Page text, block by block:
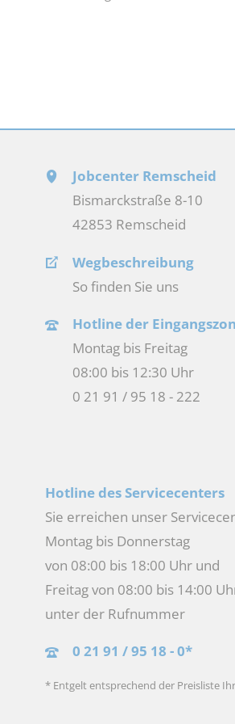
Jobcenter Remscheid
Bismarckstraße 8-10
42853 Remscheid
Wegbeschreibung
So finden Sie uns
Hotline der
Montag bis Freitag
08:00 bis 12:30 Uhr
0 21 91 / 95 18 - 222
Hotline des Servicecenters
Sie erreichen unser
Montag bis Donnerstag
von 08:00 bis 18:00 Uhr und
Freitag von 08:00 bis 14:00
unter der Rufnummer
0 21 91 / 95 18 - 0*
* Entgelt entsprechend der Preisliste